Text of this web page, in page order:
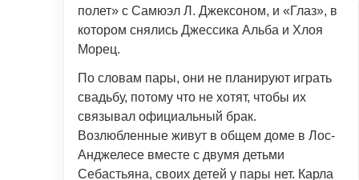
полет» с Самюэл Л. Джексоном, и «Глаз», в
котором снялись Джессика Альба и Хлоя
Морец.
По словам пары, они не планируют играть
свадьбу, потому что не хотят, чтобы их
связывал официальный брак.
Возлюбленные живут в общем доме в Лос-
Анджелесе вместе с двумя детьми
Себастьяна, своих детей у пары нет. Карла